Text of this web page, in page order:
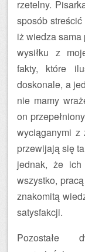
rzetelny.
sposób
iż wiedza sama
wysiłku z
fakty, które
doskonale, a
nie mamy
on
wyciąganymi z
przewijają się
jednak, że
wszystko,
znakomitą
satysfakcji.
Pozostałe